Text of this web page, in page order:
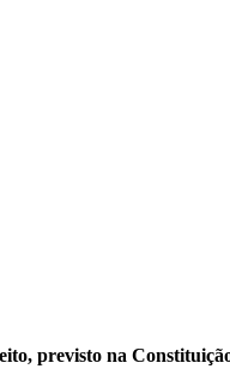
previsto na